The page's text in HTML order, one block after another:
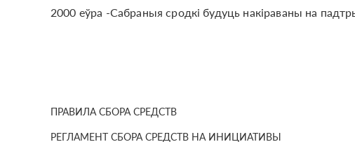
2000 еўра -Сабраныя сродкі будуць накіраваны на
ПРАВИЛА СБОРА СРЕДСТВ
РЕГЛАМЕНТ СБОРА СРЕДСТВ НА ИНИЦИАТИВЫ